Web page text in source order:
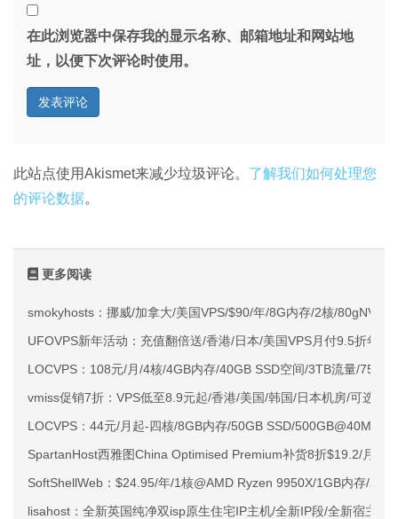
在此浏览器中保存我的显示名称、邮箱地址和网站地
址，以便下次评论时使用。
此站点使用Akismet来减少垃圾评论。 了解我们如何处理您
的评论数据。
更多阅读
smokyhosts：挪威/加拿大/美国VPS/$90/年/8G内存/2核/
UFOVPS新年活动：充值翻倍送/香港/日本/美国VPS月付9.5折年
LOCVPS：108元/月/4核/4GB内存/40GB SSD空间/3TB流量/
vmiss促销7折：VPS低至8.9元起/香港/美国/韩国/日本机房/可选
LOCVPS：44元/月起-四核/8GB内存/50GB SSD/
SpartanHost西雅图China Optimised Premium补货8折$19.2/月起
SoftShellWeb：$24.95/年/1核@AMD Ryzen 9950X/1GB内存/
lisahost：全新英国纯净双isp原生住宅IP主机/全新IP段/全新宿主机